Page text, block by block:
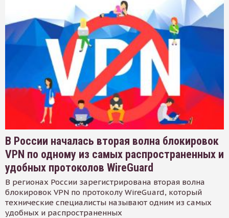
В России началась вторая волна блокировок
VPN по одному из самых распространенных и
удобных протоколов WireGuard
В регионах России зарегистрирована вторая волна
блокировок VPN по протоколу WireGuard, который
технические специалисты называют одним из самых
удобных и распространенных